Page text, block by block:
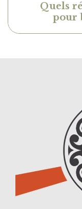
Quels
pour